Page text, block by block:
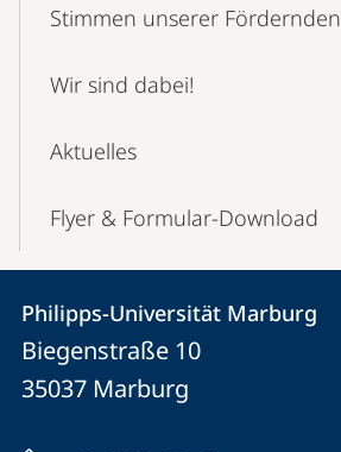
Stimmen unserer Fördernden
Wir sind dabei!
Aktuelles
Flyer & Formular-Download
Kontakt
und
Informationen
zur
Kontaktinformationen
Philipps-
Universität
Philipps-Universität Marburg
Biegenstraße 10
35037 Marburg